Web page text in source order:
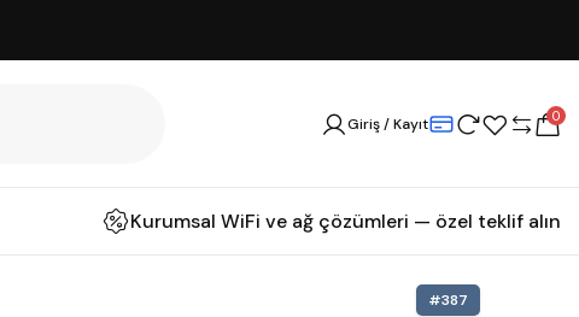
Giriş / Kayıt 0
Kurumsal WiFi ve ağ çözümleri — özel teklif alın
#387